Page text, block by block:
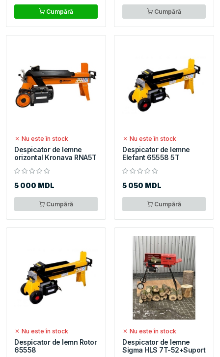
Cumpără Cumpără
Nu este în stock
Despicator de lemne
orizontal Kronava RNA5T
5 000 MDL
Cumpără
Nu este în stock
Despicator de lemne
Elefant 65558 5T
5 050 MDL
Cumpără
Nu este în stock
Despicator de lemn Rotor
65558
Nu este în stock
Despicator de lemne
Sigma HLS 7T-52+Suport